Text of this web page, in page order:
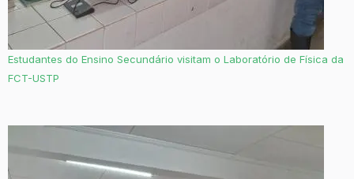
Estudantes do Ensino Secundário visitam o Laboratório de Física da
FCT-USTP